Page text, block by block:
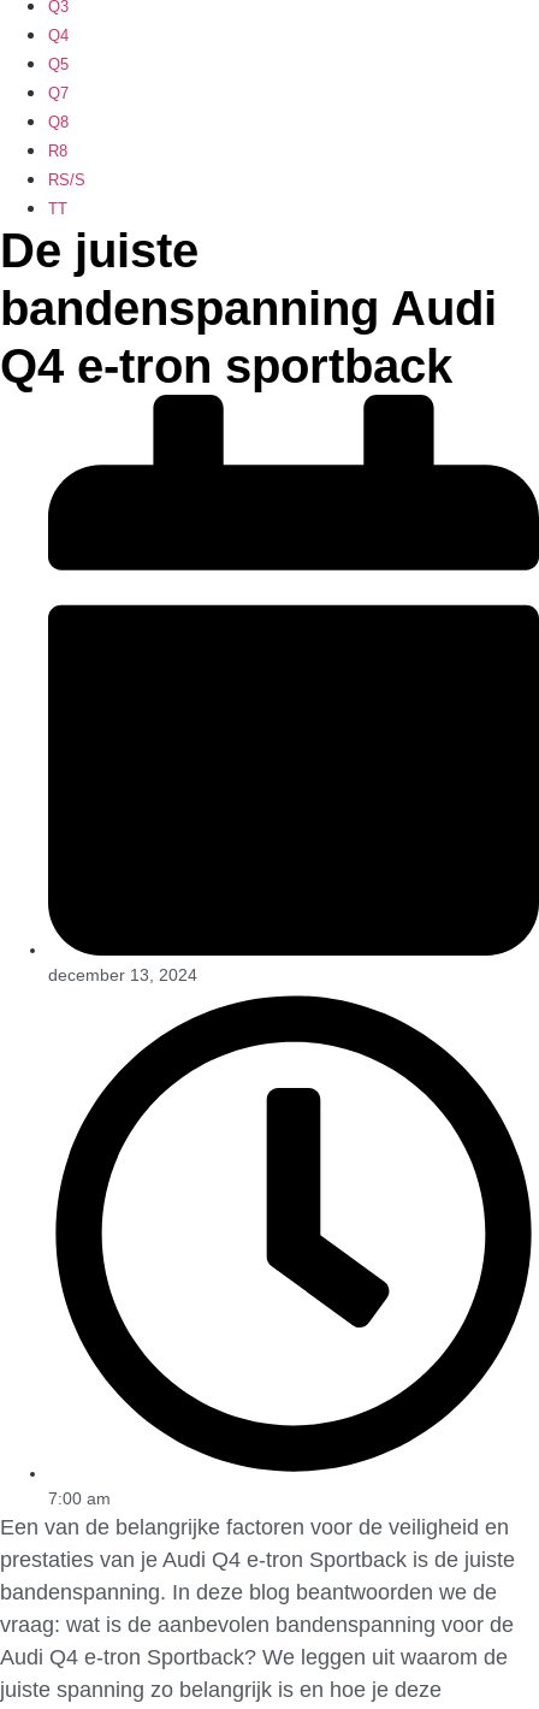
Q3
Q4
Q5
Q7
Q8
R8
RS/S
TT
De juiste
bandenspanning Audi
Q4 e-tron sportback
december 13, 2024
7:00 am
Een van de belangrijke factoren voor de veiligheid en
prestaties van je Audi Q4 e-tron Sportback is de juiste
bandenspanning. In deze blog beantwoorden we de
vraag: wat is de aanbevolen bandenspanning voor de
Audi Q4 e-tron Sportback? We leggen uit waarom de
juiste spanning zo belangrijk is en hoe je deze